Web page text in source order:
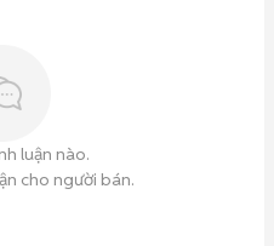
luận nào.
cho người bán.